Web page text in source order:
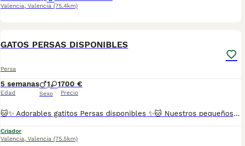
Valencia, Valencia (75.4km)
GATOS PERSAS DISPONIBLES
Persa
5 semanas
Edad
1 1
Sexo
700 €
Precio
🐱✨ Adorables gatitos Persas disponibles ✨🐱 Nuestros pequeños crecen en un entorno familiar 🏡, rodeados de cariño 💕 y están libres de enfermedades genéticas. Son gatitos muy sociables, dulces y cariñosos, ¡te conquistarán desde el primer momento! 😻 Disponemos de diferentes colores de esta maravillosa raza, como Tricolor, Carey, Red/Blue Point y otros. 📋 Se entregan con: ✅ Dos vacunas correspondientes a su edad. ✅ Dos desparasitaciones. ✅ Revisión veterinaria completa. ✅ Cartilla sanitaria y contrato de entrega. ✅ Microchip incluido. 📍Puedes venir a conocerlos sin ningún compromiso. Estaremos encantados de recibirte. 🐾 📸 Todas las imágenes son reales de nuestros propios gatitos Persas. No utilizamos fotografías de Internet ni pertenecemos a multicriaderos. 🚚 Realizamos envíos a cualquier punto de España. 📞 Atención por teléfono y WhatsApp.
Criador
Valencia, Valencia (75.5km)